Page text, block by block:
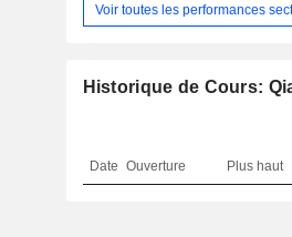
Voir toutes les performances
Historique de Cours:
Date Ouverture Plus haut